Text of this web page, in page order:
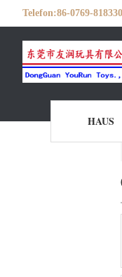
Telefon:86-0769-
HAUS